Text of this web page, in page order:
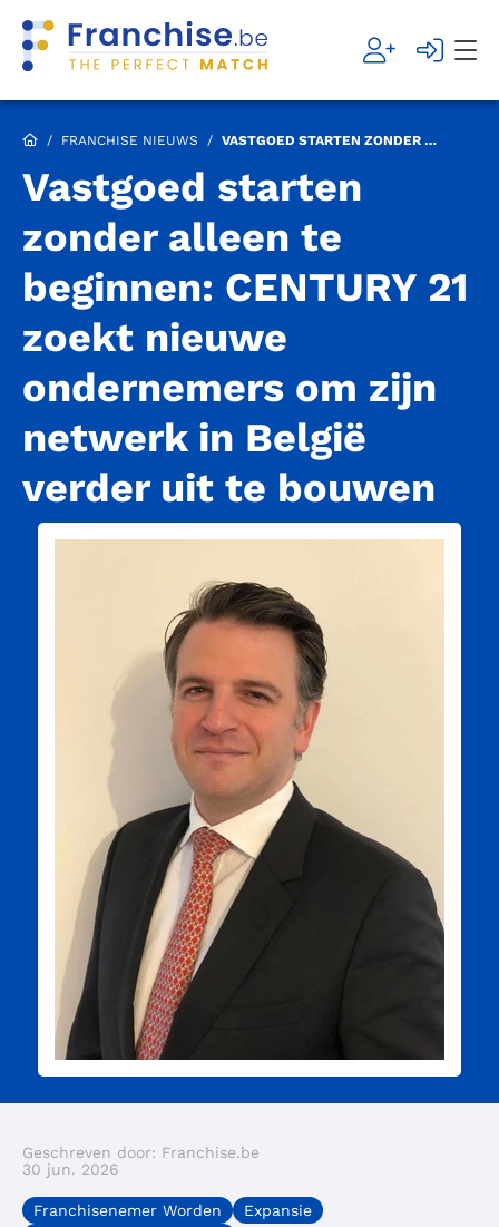
/ FRANCHISE NIEUWS / VASTGOED STARTEN ZONDER ALLEEN TE BEGINNEN: CENTURY 21 ZOEKT NIEUWE ONDERNEMERS OM ZIJN NETWERK IN BELGIË VERDER UIT TE BOUWEN
Vastgoed starten
zonder alleen te
beginnen: CENTURY 21
zoekt nieuwe
ondernemers om zijn
netwerk in België
verder uit te bouwen
Geschreven door: Franchise.be
30 jun. 2026
Franchisenemer Worden
Expansie